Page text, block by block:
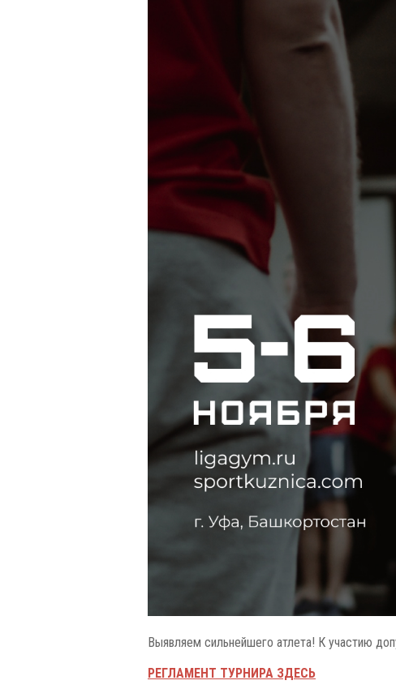
Выявляем сильнейшего атлета! К участию
РЕГЛАМЕНТ ТУРНИРА ЗДЕСЬ